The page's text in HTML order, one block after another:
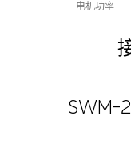
电机功率
SWM-